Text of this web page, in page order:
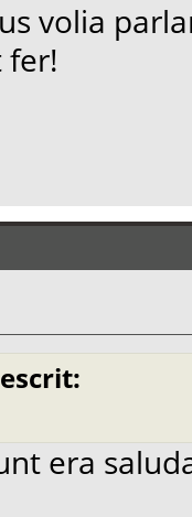
volia
fer!
era